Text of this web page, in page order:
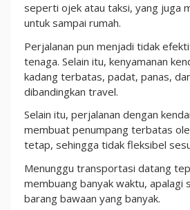
seperti ojek atau taksi, yang juga
untuk sampai rumah.
Perjalanan pun menjadi tidak
tenaga. Selain itu, kenyamanan
kadang terbatas, padat, panas,
dibandingkan travel.
Selain itu, perjalanan dengan
membuat penumpang terbatas
tetap, sehingga tidak fleksibel
Menunggu transportasi datang
membuang banyak waktu, apalagi
barang bawaan yang banyak.